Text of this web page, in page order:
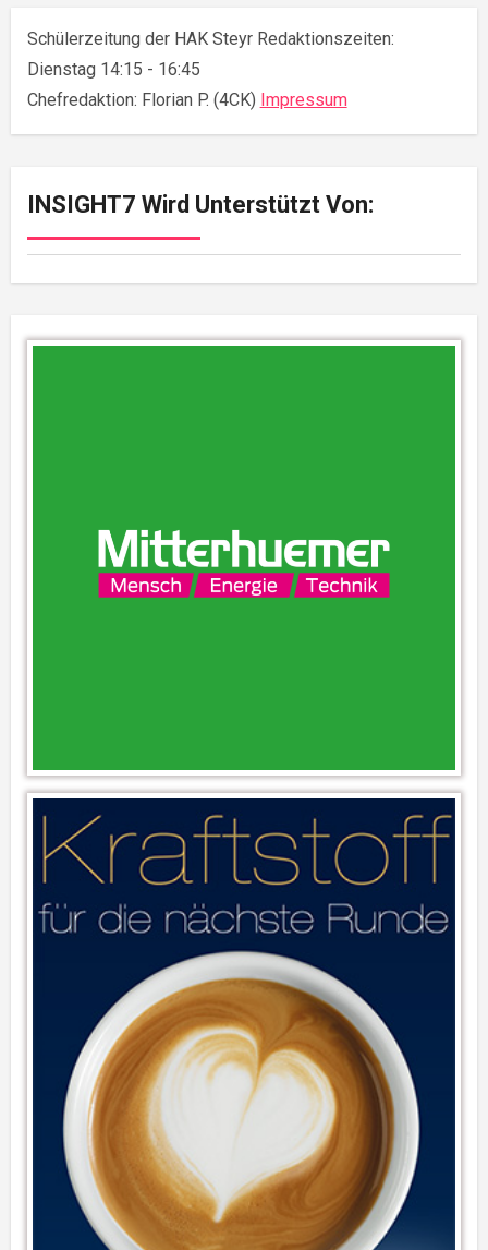
Schülerzeitung der HAK Steyr Redaktionszeiten:
Dienstag 14:15 - 16:45
Chefredaktion: Florian P. (4CK) Impressum
INSIGHT7 Wird Unterstützt Von: